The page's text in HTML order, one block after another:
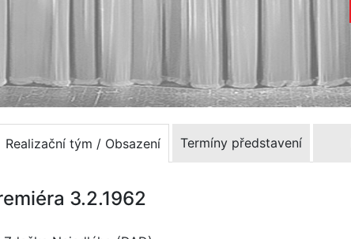
Realizační tým / Obsazení Termíny představení
3.2.1962